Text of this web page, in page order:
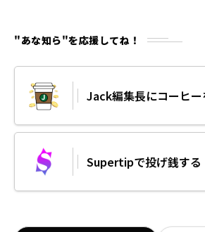
"あな知ら"を応援してね！
Jack編集長にコーヒー
Supertipで投げ銭する